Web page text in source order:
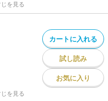
を見る
カートに入れる
試し読み
お気に入り
を見る